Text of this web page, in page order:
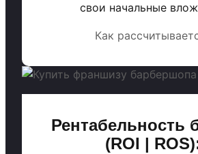
свои начальные
Как
Рентабельность
(ROI |